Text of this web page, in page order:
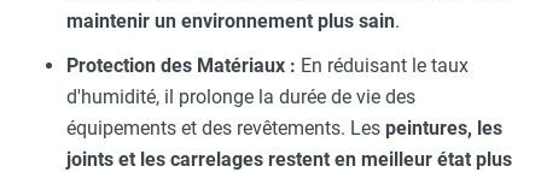
maintenir un environnement plus sain.
Protection des Matériaux : En réduisant le taux
d'humidité, il prolonge la durée de vie des
équipements et des revêtements. Les peintures, les
joints et les carrelages restent en meilleur état plus